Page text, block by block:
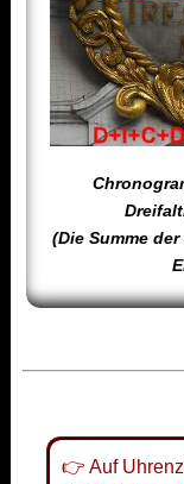
(Die Summe
👉 Auf